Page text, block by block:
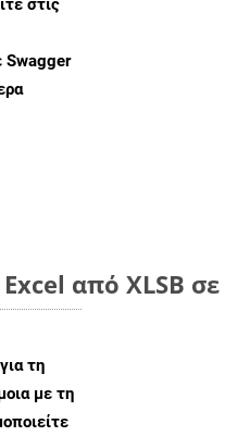
Swagger
από XLSB
τη
με τη